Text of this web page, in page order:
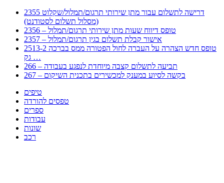
2355 דרישה לתשלום עבור מתן שירותי תרגום/תמלול/שקלוט
(מסלול תשלום לסטודנט)
2356 – טופס דיווח שעות מתן שירותי תרגום/תמלול
2357 – אישור קבלת תשלום בגין תרגום/תמלול
2513-2 טופס חדש הצהרה על העברה לחול הפטורה ממס בברכה
גק …
266 – תביעה לתשלום קצבה מיוחדת לנפגע בעבודה
267 – בקשה לסיוע במענק למכשירים בתכנית השיקום
טיפים
טפסים להורדה
ספרים
עבודות
שונות
רכב